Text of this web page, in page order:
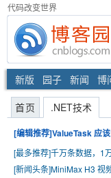
代码改变世界
新版 园子 新闻 博
首页 .NET技术
[编辑推荐]ValueTask 应
[最多推荐]千万条数据，1
[新闻头条]MiniMax H3 视